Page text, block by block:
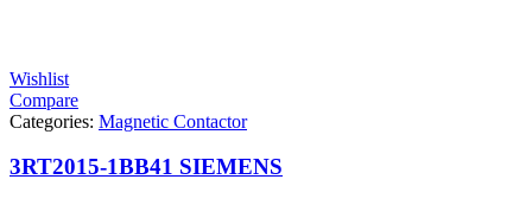
Wishlist
Compare
Categories: Magnetic Contactor
3RT2015-1BB41 SIEMENS